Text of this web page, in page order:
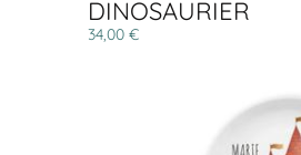
DINOSAURIER
34,00 €